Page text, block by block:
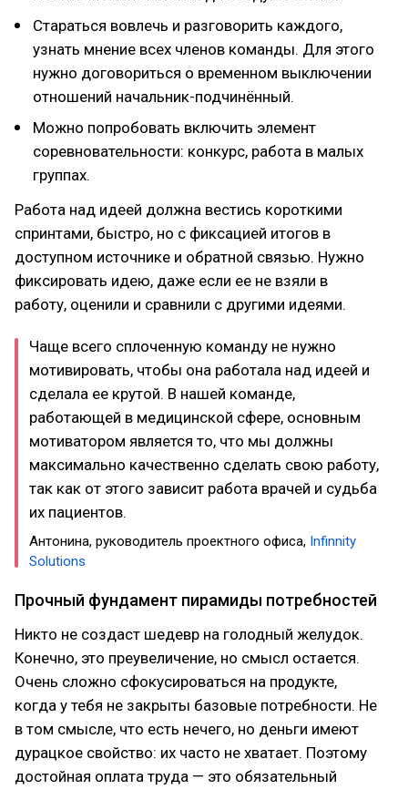
Стараться вовлечь и разговорить каждого,
узнать мнение всех членов команды. Для этого
нужно договориться о временном выключении
отношений начальник-подчинённый.
Можно попробовать включить элемент
соревновательности: конкурс, работа в малых
группах.
Работа над идеей должна вестись короткими
спринтами, быстро, но с фиксацией итогов в
доступном источнике и обратной связью. Нужно
фиксировать идею, даже если ее не взяли в
работу, оценили и сравнили с другими идеями.
Чаще всего сплоченную команду не нужно
мотивировать, чтобы она работала над идеей и
сделала ее крутой. В нашей команде,
работающей в медицинской сфере, основным
мотиватором является то, что мы должны
максимально качественно сделать свою работу,
так как от этого зависит работа врачей и судьба
их пациентов.
Антонина, руководитель проектного офиса, Infinnity
Solutions
Прочный фундамент пирамиды потребностей
Никто не создаст шедевр на голодный желудок.
Конечно, это преувеличение, но смысл остается.
Очень сложно сфокусироваться на продукте,
когда у тебя не закрыты базовые потребности. Не
в том смысле, что есть нечего, но деньги имеют
дурацкое свойство: их часто не хватает. Поэтому
достойная оплата труда — это обязательный